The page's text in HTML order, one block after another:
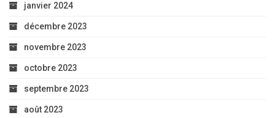
janvier 2024
décembre 2023
novembre 2023
octobre 2023
septembre 2023
août 2023